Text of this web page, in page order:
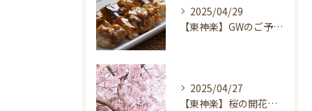
2025/04/29
【東神楽】GWのご予約受付中！｜ランチ・喫茶＆居酒屋 和心
2025/04/27
【東神楽】桜の開花情報＆お花見スポット｜ランチ・喫茶＆居酒屋 和心